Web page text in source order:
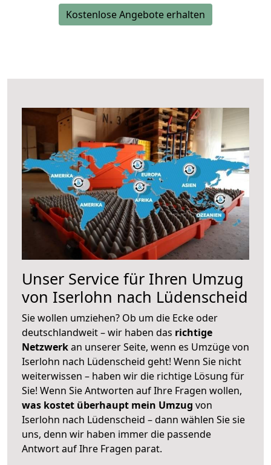
Kostenlose Angebote erhalten
Unser Service für Ihren Umzug
von Iserlohn nach Lüdenscheid
Sie wollen umziehen? Ob um die Ecke oder
deutschlandweit – wir haben das richtige
Netzwerkan unserer Seite, wenn es Umzüge von
Iserlohn nach Lüdenscheid geht! Wenn Sie nicht
weiterwissen – haben wir die richtige Lösung für
Sie! Wenn Sie Antworten auf Ihre Fragen wollen,
was kostet überhaupt mein Umzug von
Iserlohn nach Lüdenscheid – dann wählen Sie sie
uns, denn wir haben immer die passende
Antwort auf Ihre Fragen parat.